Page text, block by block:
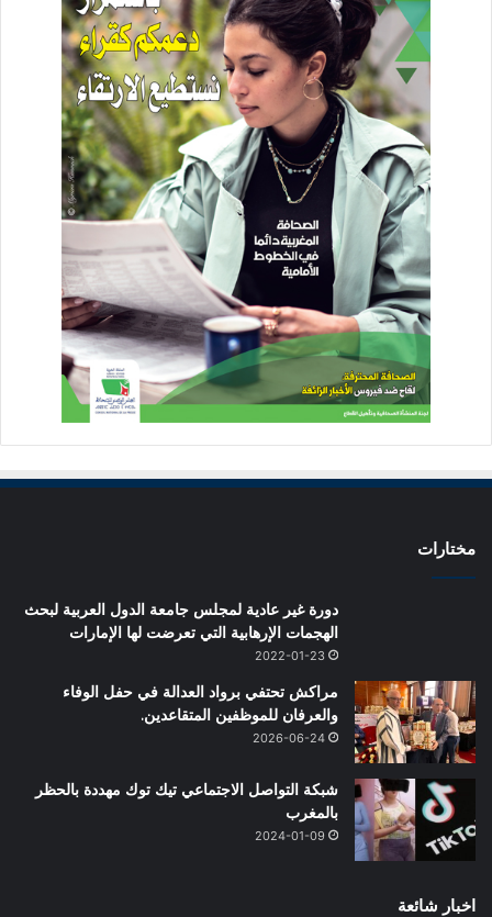
مختارات
دورة غير عادية لمجلس جامعة الدول العربية لبحث
الهجمات الإرهابية التي تعرضت لها الإمارات
2022-01-23
مراكش تحتفي برواد العدالة في حفل الوفاء
والعرفان للموظفين المتقاعدين.
2026-06-24
شبكة التواصل الاجتماعي تيك توك مهددة بالحظر
بالمغرب
2024-01-09
اخبار شائعة